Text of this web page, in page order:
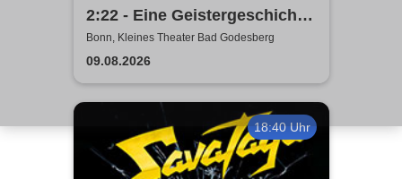
2:22 - Eine Geistergeschichte
- kleines theater Bad
Godesberg
Bonn, Kleines Theater Bad Godesberg
09.08.2026
18:40 Uhr